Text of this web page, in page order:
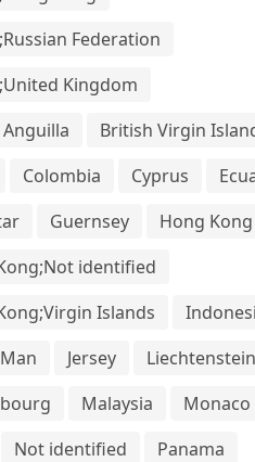
Federation
Kingdom
British Virgin
Colombia Cyprus
Guernsey
Hong Kong
identified
Islands
Jersey
Liechtenstein
Malaysia
Monaco
Not identified
Panama